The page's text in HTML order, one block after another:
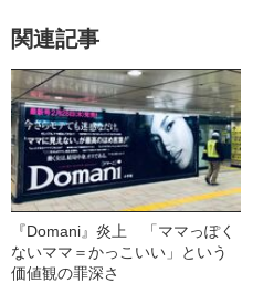
関連記事
『Domani』炎上 「ママっぽく
ないママ＝かっこいい」という
価値観の罪深さ